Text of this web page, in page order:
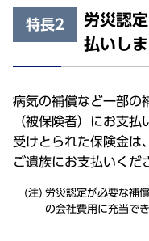
特長2
労災認
払いし
病気の補償など一部の
（被保険者）にお支払
受けとられた保険金は
ご遺族にお支払いくだ
労災認定が必要な補
の会社費用に充当で